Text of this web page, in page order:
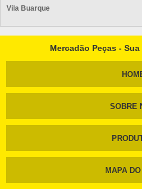
Vila Buarque
Mercadão Peças -
SOBRE
MAPA